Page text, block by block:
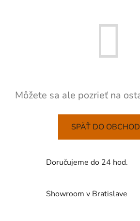
Môžete sa ale pozrieť na
SPÄŤ DO
Doručujeme do 24 hod.
Showroom v Bratislave